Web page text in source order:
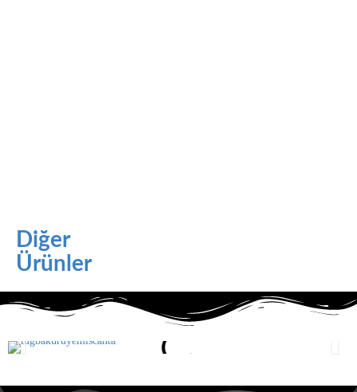
Diğer
Ürünler